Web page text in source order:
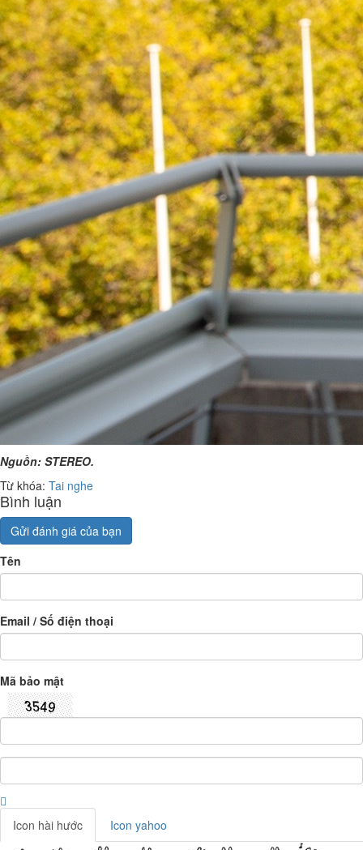
Nguồn: STEREO.
Từ khóa: Tai nghe
Bình luận
Gửi đánh giá của bạn
Tên
Email / Số điện thoại
Mã bảo mật
Icon hài hước Icon yahoo